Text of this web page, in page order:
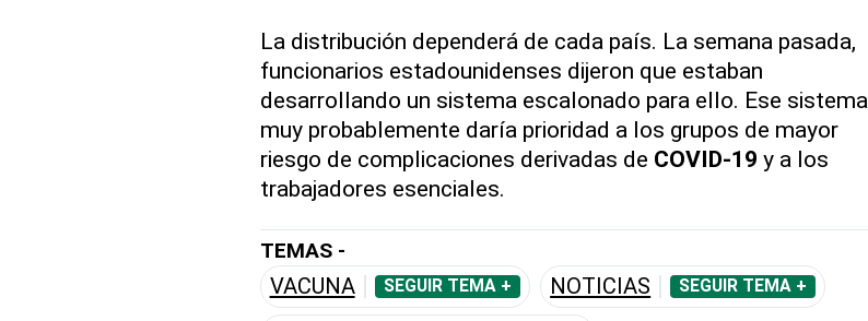
La distribución dependerá de cada país. La semana pasada,
funcionarios estadounidenses dijeron que estaban
desarrollando un sistema escalonado para ello. Ese sistema
muy probablemente daría prioridad a los grupos de mayor
riesgo de complicaciones derivadas de COVID-19 y a los
trabajadores esenciales.
TEMAS -
VACUNA SEGUIR TEMA + NOTICIAS SEGUIR TEMA +